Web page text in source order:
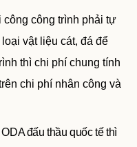
công trình phải tự
vật liệu cát, đá để
thì chi phí chung tính
chi phí nhân công và
đấu thầu quốc tế thì